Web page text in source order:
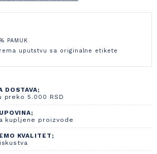
PAMUK
uputstvu sa originalne etikete
DOSTAVA;
preko 5.000 RSD
kupljene proizvode
KVALITET;